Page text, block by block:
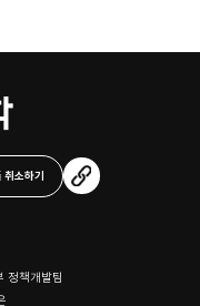
정책개발팀
취소하기